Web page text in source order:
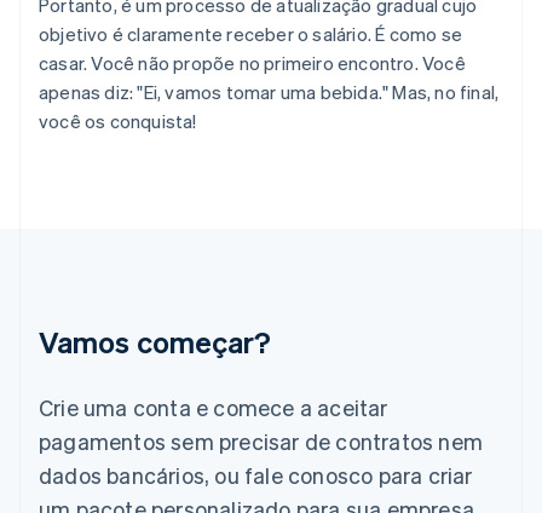
objetivo é claramente receber o salário. É como se
casar. Você não propõe no primeiro encontro. Você
apenas diz: "Ei, vamos tomar uma bebida." Mas, no final,
você os conquista!
Vamos começar?
Crie uma conta e comece a aceitar
pagamentos sem precisar de contratos nem
dados bancários, ou fale conosco para criar
English
Finlândia
English Svenska
França
FrançaisEnglish
Gibraltar
English
Italiano English
日本語English
Letônia